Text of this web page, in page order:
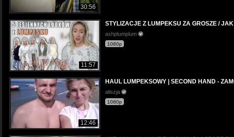
30:56
11:57
STYLIZACJE Z LUMPEKSU ZA GROSZE /
ashplumplum
1080p
12:46
HAUL LUMPEKSOWY | SECOND HAND -
aliszja
1080p